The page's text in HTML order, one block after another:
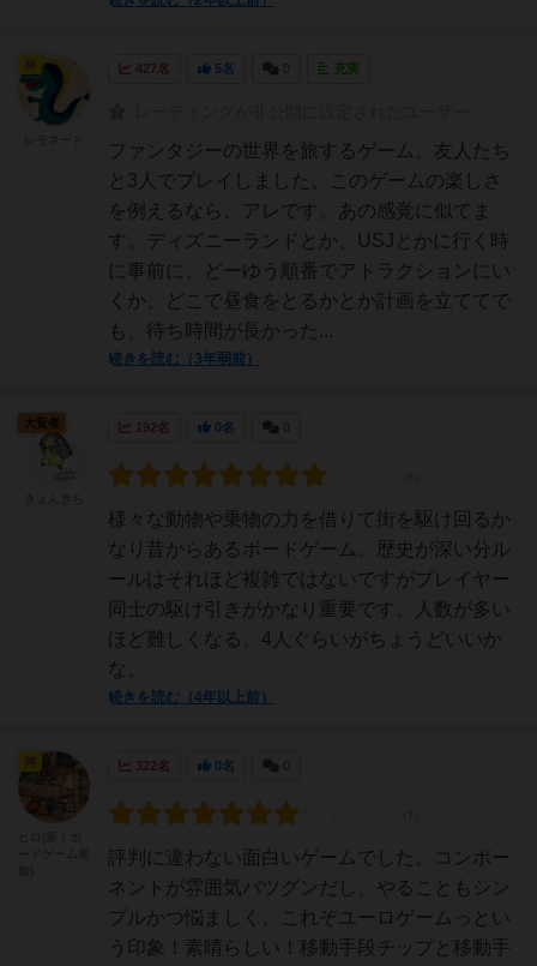
427名 5名 充実
ファンタジーの世界を旅するゲーム。友人たち
と3人でプレイしました。このゲームの楽しさ
を例えるなら、アレです。あの感覚に似てま
す。ディズニーランドとか、USJとかに行く時
に事前に、どーゆう順番でアトラクションにい
くか、どこで昼食をとるかとか計画を立ててで
も、待ち時間が長かった...
続きを読む（3年弱前）
神
192名 0名
様々な動物や乗物の力を借りて街を駆け回るか
なり昔からあるボードゲーム。歴史が深い分ル
ールはそれほど複雑ではないですがプレイヤー
同士の駆け引きがかなり重要です。人数が多い
ほど難しくなる。4人ぐらいがちょうどいいか
な。
続きを読む（4年以上前）
大賢者
322名 0名
評判に違わない面白いゲームでした。コンポー
ネントが雰囲気バツグンだし、やることもシン
プルかつ悩ましく、これぞユーロゲームっとい
う印象！素晴らしい！移動手段チップと移動手
神